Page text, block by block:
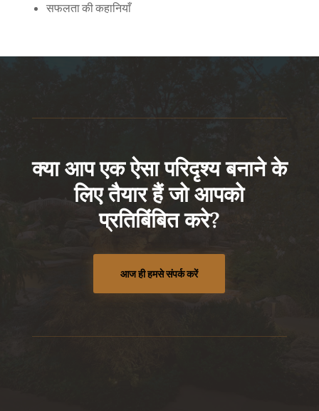
सफलता की कहानियाँ
क्या आप एक ऐसा परिदृश्य बनाने के
लिए तैयार हैं जो आपको
प्रतिबिंबित करे?
आज ही हमसे संपर्क करें